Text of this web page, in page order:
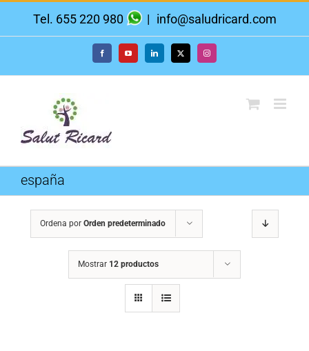
Tel. 655 220 980 | info@saludricard.com
FacebookYouTube LinkedIn X Instagram
españa
Ordena por Orden predeterminado
Mostrar 12 productos